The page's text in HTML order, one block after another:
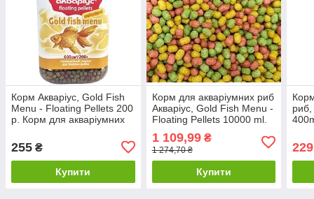
Корм Акваріус, Gold Fish
Menu - Floating Pellets 200
р. Корм для акваріумних
255 ₴
Купити
Корм для акваріумних риб
Акваріус, Gold Fish Menu -
Floating Pellets 10000 ml.
1 109,99₴
1 274,70 ₴
Купити